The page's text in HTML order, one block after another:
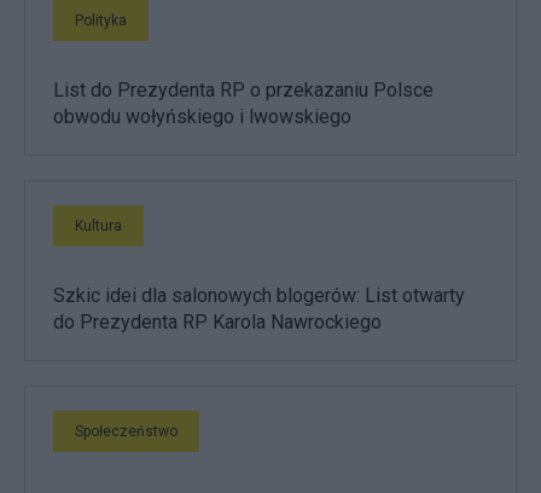
Polityka
List do Prezydenta RP o przekazaniu Polsce
obwodu wołyńskiego i lwowskiego
Kultura
Szkic idei dla salonowych blogerów: List otwarty
do Prezydenta RP Karola Nawrockiego
Społeczeństwo